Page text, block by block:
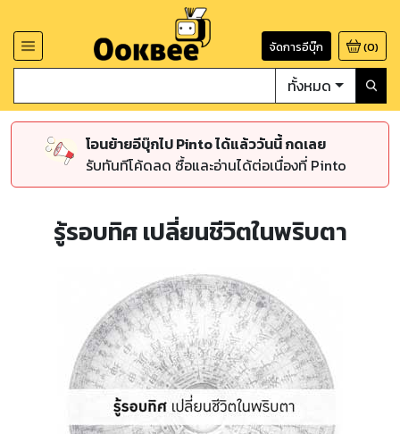
จัดการอีบุ๊ก (0)
ทั้งหมด
โอนย้ายอีบุ๊กไป Pinto ได้แล้ววันนี้ กดเลย
รับทันทีโค้ดลด ซื้อและอ่านได้ต่อเนื่องที่ Pinto
รู้รอบทิศ เปลี่ยนชีวิตในพริบตา